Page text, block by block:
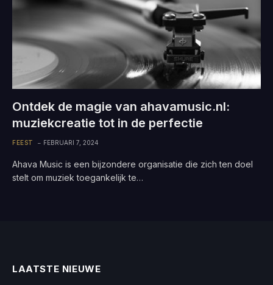
Ontdek de magie van ahavamusic.nl:
muziekcreatie tot in de perfectie
FEEST FEBRUARI 7, 2024
Ahava Music is een bijzondere organisatie die zich ten doel
stelt om muziek toegankelijk te…
LAATSTE NIEUWE